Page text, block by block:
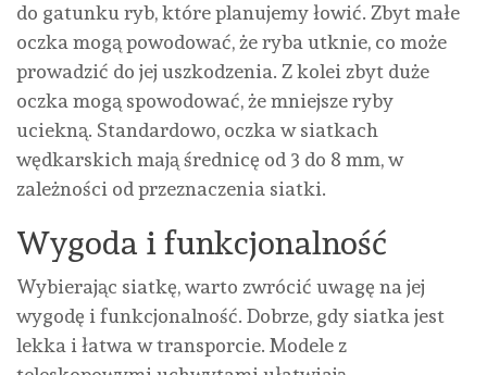
do gatunku ryb, które planujemy łowić. Zbyt małe
oczka mogą powodować, że ryba utknie, co może
prowadzić do jej uszkodzenia. Z kolei zbyt duże
oczka mogą spowodować, że mniejsze ryby
uciekną. Standardowo, oczka w siatkach
wędkarskich mają średnicę od 3 do 8 mm, w
zależności od przeznaczenia siatki.
Wygoda i funkcjonalność
Wybierając siatkę, warto zwrócić uwagę na jej
wygodę i funkcjonalność. Dobrze, gdy siatka jest
lekka i łatwa w transporcie. Modele z